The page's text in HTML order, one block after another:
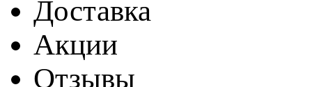
Доставка
Акции
Отзывы